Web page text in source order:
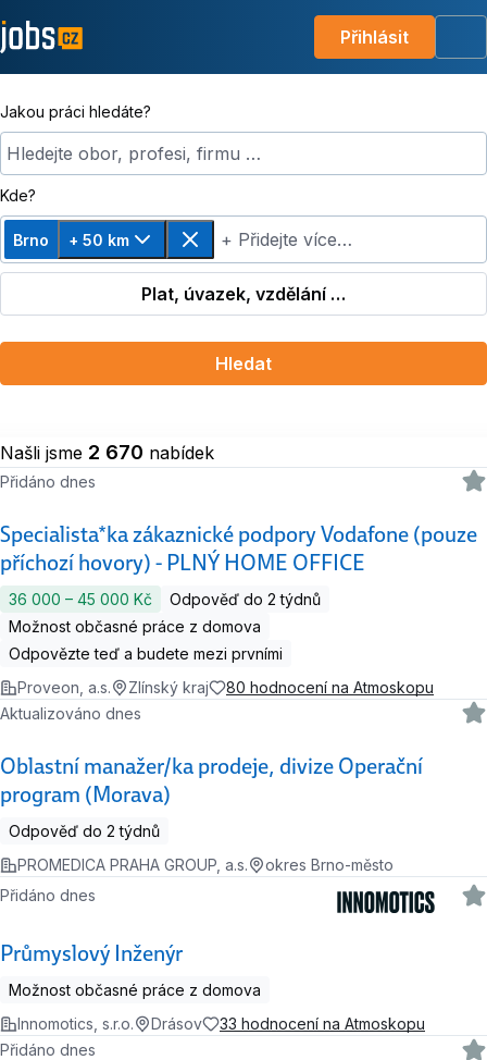
Přihlásit
Jakou práci hledáte?
Hledejte obor, profesi, firmu …
Kde?
Brno
Změnit vzdálenost, zvoleno + 50 km
+ 50 km
Odebrat+ Přidejte více…
Plat, úvazek, vzdělání …
Hledat
Našli jsme 2 670 nabídek
Specialista*ka zákaznické podpory Vodafone (pouze
příchozí hovory) - PLNÝ HOME OFFICE
Přidáno dnes
36 000 ‍–‍ 45 000 Kč
Odpověď do 2 týdnů
Možnost občasné práce z domova
Odpovězte teď a budete mezi prvními
Proveon, a.s.
Zlínský kraj 80 hodnocení na Atmoskopu
Oblastní manažer/ka prodeje, divize Operační
program (Morava)
Aktualizováno dnes
Odpověď do 2 týdnů
PROMEDICA PRAHA GROUP, a.s.
okres Brno-město
Průmyslový Inženýr
Přidáno dnes
Možnost občasné práce z domova
Innomotics, s.r.o.
Drásov 33 hodnocení na Atmoskopu
Přidáno dnes